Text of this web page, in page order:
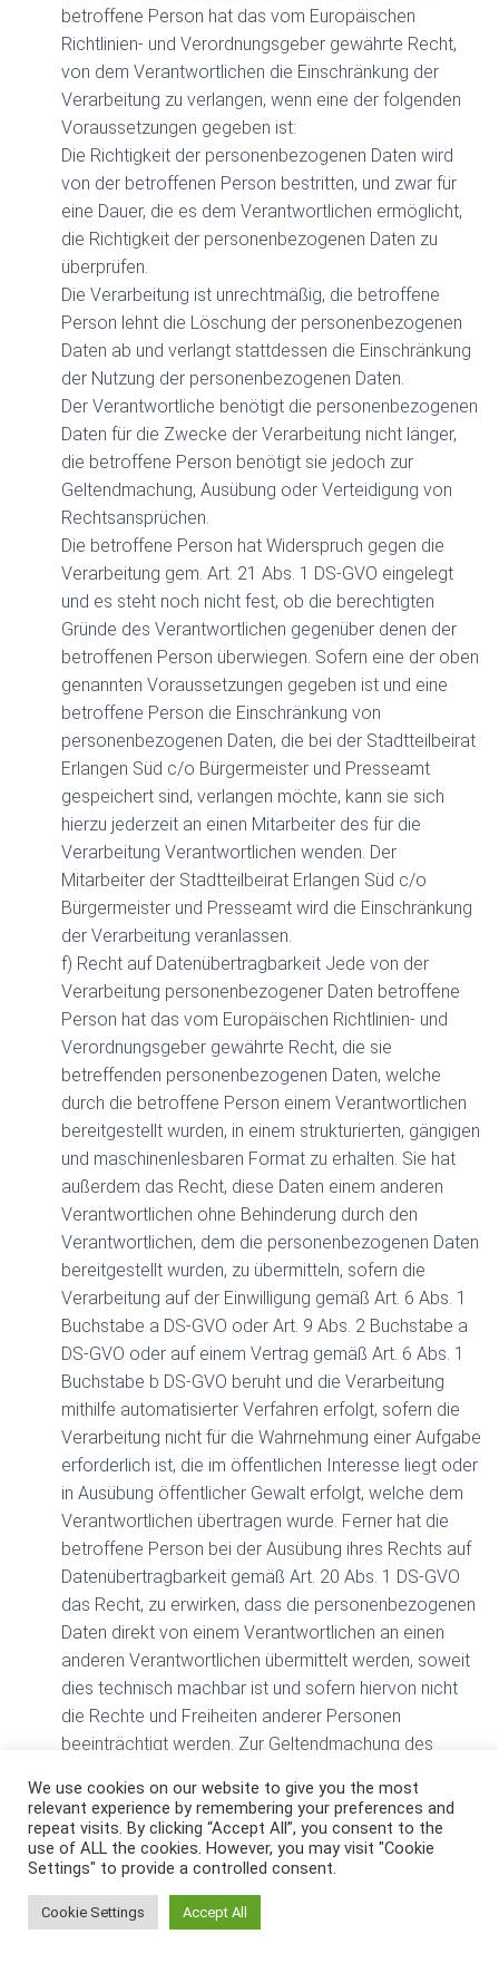
betroffene Person hat das vom Europäischen
Richtlinien- und Verordnungsgeber gewährte Recht,
von dem Verantwortlichen die Einschränkung der
Verarbeitung zu verlangen, wenn eine der folgenden
Voraussetzungen gegeben ist:
Die Richtigkeit der personenbezogenen Daten wird
von der betroffenen Person bestritten, und zwar für
eine Dauer, die es dem Verantwortlichen ermöglicht,
die Richtigkeit der personenbezogenen Daten zu
überprüfen.
Die Verarbeitung ist unrechtmäßig, die betroffene
Person lehnt die Löschung der personenbezogenen
Daten ab und verlangt stattdessen die Einschränkung
der Nutzung der personenbezogenen Daten.
Der Verantwortliche benötigt die personenbezogenen
Daten für die Zwecke der Verarbeitung nicht länger,
die betroffene Person benötigt sie jedoch zur
Geltendmachung, Ausübung oder Verteidigung von
Rechtsansprüchen.
Die betroffene Person hat Widerspruch gegen die
Verarbeitung gem. Art. 21 Abs. 1 DS-GVO eingelegt
und es steht noch nicht fest, ob die berechtigten
Gründe des Verantwortlichen gegenüber denen der
betroffenen Person überwiegen. Sofern eine der oben
genannten Voraussetzungen gegeben ist und eine
betroffene Person die Einschränkung von
personenbezogenen Daten, die bei der Stadtteilbeirat
Erlangen Süd c/o Bürgermeister und Presseamt
gespeichert sind, verlangen möchte, kann sie sich
hierzu jederzeit an einen Mitarbeiter des für die
Verarbeitung Verantwortlichen wenden. Der
Mitarbeiter der Stadtteilbeirat Erlangen Süd c/o
Bürgermeister und Presseamt wird die Einschränkung
der Verarbeitung veranlassen.
f) Recht auf Datenübertragbarkeit Jede von der
Verarbeitung personenbezogener Daten betroffene
Person hat das vom Europäischen Richtlinien- und
Verordnungsgeber gewährte Recht, die sie
betreffenden personenbezogenen Daten, welche
durch die betroffene Person einem Verantwortlichen
bereitgestellt wurden, in einem strukturierten, gängigen
und maschinenlesbaren Format zu erhalten. Sie hat
außerdem das Recht, diese Daten einem anderen
Verantwortlichen ohne Behinderung durch den
Verantwortlichen, dem die personenbezogenen Daten
bereitgestellt wurden, zu übermitteln, sofern die
Verarbeitung auf der Einwilligung gemäß Art. 6 Abs. 1
Buchstabe a DS-GVO oder Art. 9 Abs. 2 Buchstabe a
DS-GVO oder auf einem Vertrag gemäß Art. 6 Abs. 1
Buchstabe b DS-GVO beruht und die Verarbeitung
mithilfe automatisierter Verfahren erfolgt, sofern die
Verarbeitung nicht für die Wahrnehmung einer Aufgabe
erforderlich ist, die im öffentlichen Interesse liegt oder
in Ausübung öffentlicher Gewalt erfolgt, welche dem
Verantwortlichen übertragen wurde. Ferner hat die
betroffene Person bei der Ausübung ihres Rechts auf
Datenübertragbarkeit gemäß Art. 20 Abs. 1 DS-GVO
das Recht, zu erwirken, dass die personenbezogenen
Daten direkt von einem Verantwortlichen an einen
anderen Verantwortlichen übermittelt werden, soweit
dies technisch machbar ist und sofern hiervon nicht
die Rechte und Freiheiten anderer Personen
beeinträchtigt werden. Zur Geltendmachung des
betroffene Person jederzeit an einen Mitarbeiter der
Stadtteilbeirat Erlangen Süd c/o Bürgermeister und
Presseamt wenden.
g) Recht auf Widerspruch Jede von der Verarbeitung
personenbezogener Daten betroffene Person hat das
We use cookies on our website to give you the most
relevant experience by remembering your preferences and
repeat visits. By clicking “Accept All”, you consent to the
use of ALL the cookies. However, you may visit "Cookie
Settings" to provide a controlled consent.
Cookie Settings Accept All